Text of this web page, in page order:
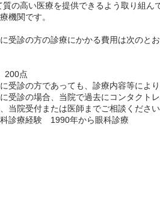
の高い医療を提供できるよう取り組
機関です。
受診の方の診療にかかる費用は次のと
200点
受診の方であっても、診療内容等によ
受診の場合、当院で過去にコンタク
当院受付または医師までご相談くださ
療経験 1990年から眼科診療